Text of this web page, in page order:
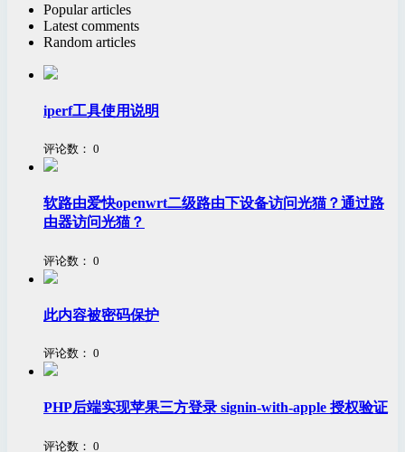
Popular articles
Latest comments
Random articles
iperf工具使用说明
评论数： 0
软路由爱快openwrt二级路由下设备访问光猫？通过路
由器访问光猫？
评论数： 0
此内容被密码保护
评论数： 0
PHP后端实现苹果三方登录 signin-with-apple 授权验证
评论数： 0